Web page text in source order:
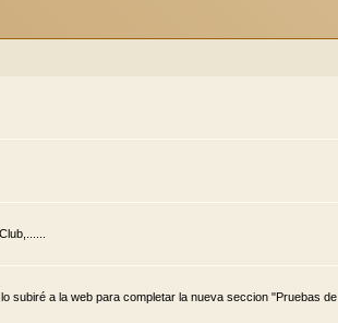
subiré a la web para completar la nueva seccion "Pruebas de